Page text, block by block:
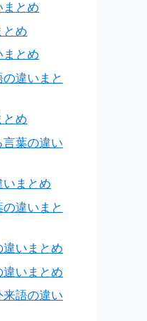
まとめ
とめ
まとめ
違いまと
とめ
葉の違い
まとめ
違いまと
違いまとめ
違いまとめ
来語の違い